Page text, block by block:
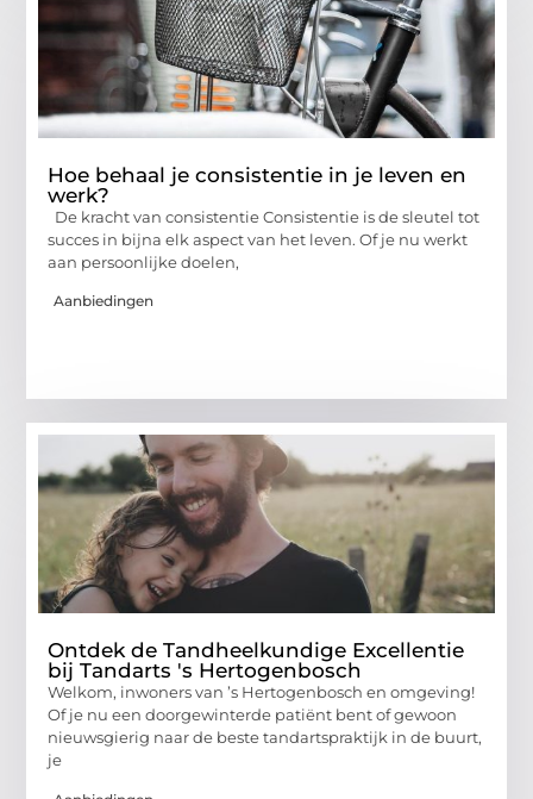
Hoe behaal je consistentie in je leven en
werk?
De kracht van consistentie Consistentie is de sleutel tot
succes in bijna elk aspect van het leven. Of je nu werkt
aan persoonlijke doelen,
Aanbiedingen
Ontdek de Tandheelkundige Excellentie
bij Tandarts 's Hertogenbosch
Welkom, inwoners van ’s Hertogenbosch en omgeving!
Of je nu een doorgewinterde patiënt bent of gewoon
nieuwsgierig naar de beste tandartspraktijk in de buurt,
je